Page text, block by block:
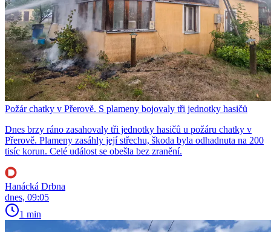
Požár chatky v Přerově. S plameny bojovaly tři jednotky hasičů
Dnes brzy ráno zasahovaly tři jednotky hasičů u požáru chatky v
Přerově. Plameny zasáhly její střechu, škoda byla odhadnuta na 200
tisíc korun. Celé událost se obešla bez zranění.
Hanácká Drbna
dnes, 09:05
1 min